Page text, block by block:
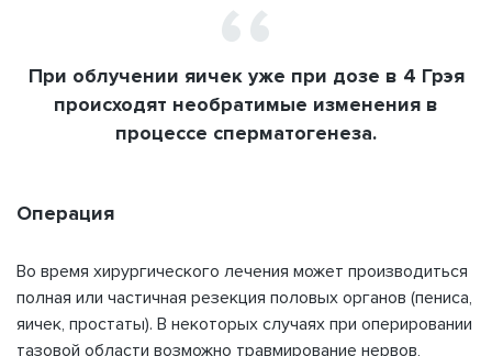
При облучении яичек уже при дозе в 4 Грэя
происходят необратимые изменения в
процессе сперматогенеза.
Операция
Во время хирургического лечения может производиться
полная или частичная резекция половых органов (пениса,
яичек, простаты). В некоторых случаях при оперировании
тазовой области возможно травмирование нервов,